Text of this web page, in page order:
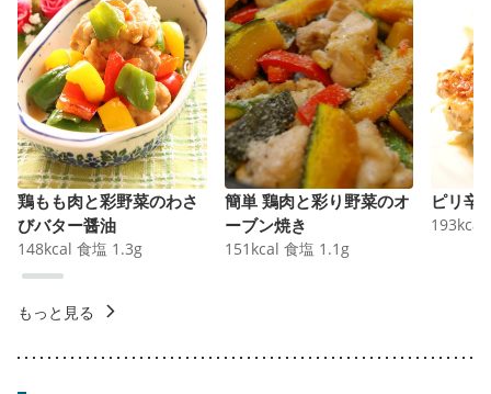
鶏もも肉と彩野菜のわさ
びバター醤油
148kcal 食塩 1.3g
簡単 鶏肉と彩り野菜のオ
ーブン焼き
151 kcal 食塩 1.1 g
ピリ辛
193kcal
もっと見る